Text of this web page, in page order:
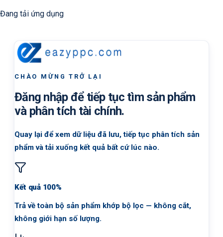
Đang tải ứng dụng
CHÀO MỪNG TRỞ LẠI
Đăng nhập để tiếp tục tìm sản phẩm
và phân tích tài chính.
Quay lại để xem dữ liệu đã lưu, tiếp tục phân tích sản
phẩm và tải xuống kết quả bất cứ lúc nào.
Kết quả 100%
Trả về toàn bộ sản phẩm khớp bộ lọc — không cắt,
không giới hạn số lượng.